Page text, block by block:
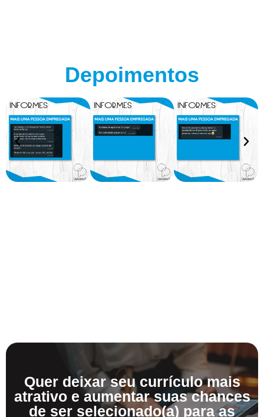
Depoimentos
Quer deixar seu currículo mais
atrativo e aumentar suas chances
de ser selecionado(a) para as